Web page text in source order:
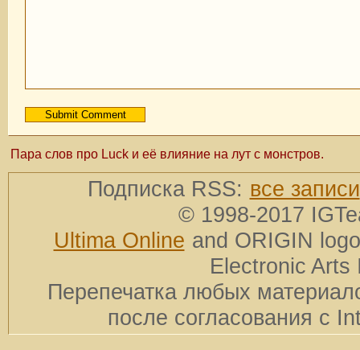
Пара слов про Luck и её влияние на лут с монстров.
Подписка RSS: все записи
© 1998-2017
Ultima Online and ORIGIN
Electronic Arts
Перепечатка любых
после согласования с